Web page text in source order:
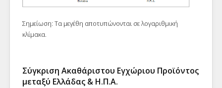
Σημείωση: Τα μεγέθη αποτυπώνονται σε λογαριθμική
κλίμακα.
Σύγκριση Ακαθάριστου Εγχώριου Προϊόντος
μεταξύ Ελλάδας & Η.Π.Α.